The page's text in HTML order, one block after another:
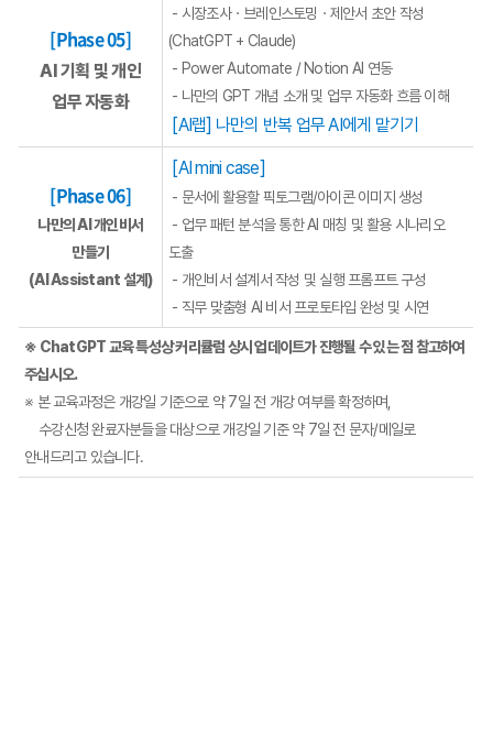
[Phase 05]
AI 기획 및 개인
업무자동화
- 시장조사ㆍ브레인스토밍ㆍ제안서 초안 작성
(ChatGPT + Claude)
- Power Automate / Notion AI 연동
- 나만의 GPT 개념 소개 및 업무 자동화 흐름 이해
[AI랩] 나만의 반복 업무 AI에게 맡기기
[Phase 06]
나만의 AI 개인비서
만들기
(AI Assistant 설계)
[AI mini case]
- 문서에 활용할 픽토그램/아이콘 이미지 생성
- 업무 패턴 분석을 통한 AI 매칭 및 활용 시나리오
도출
- 개인비서 설계서 작성 및 실행 프롬프트 구성
- 직무 맞춤형 AI 비서 프로토타입 완성 및 시연
※ ChatGPT 교육 특성상 커리큘럼 상시 업데이트가 진행될 수 있는 점 참고하여
주십시오.
※ 본 교육과정은 개강일 기준으로 약 7일 전 개강 여부를 확정하며,
수강신청 완료자분들을 대상으로 개강일 기준 약 7일 전 문자/메일로
안내드리고 있습니다.